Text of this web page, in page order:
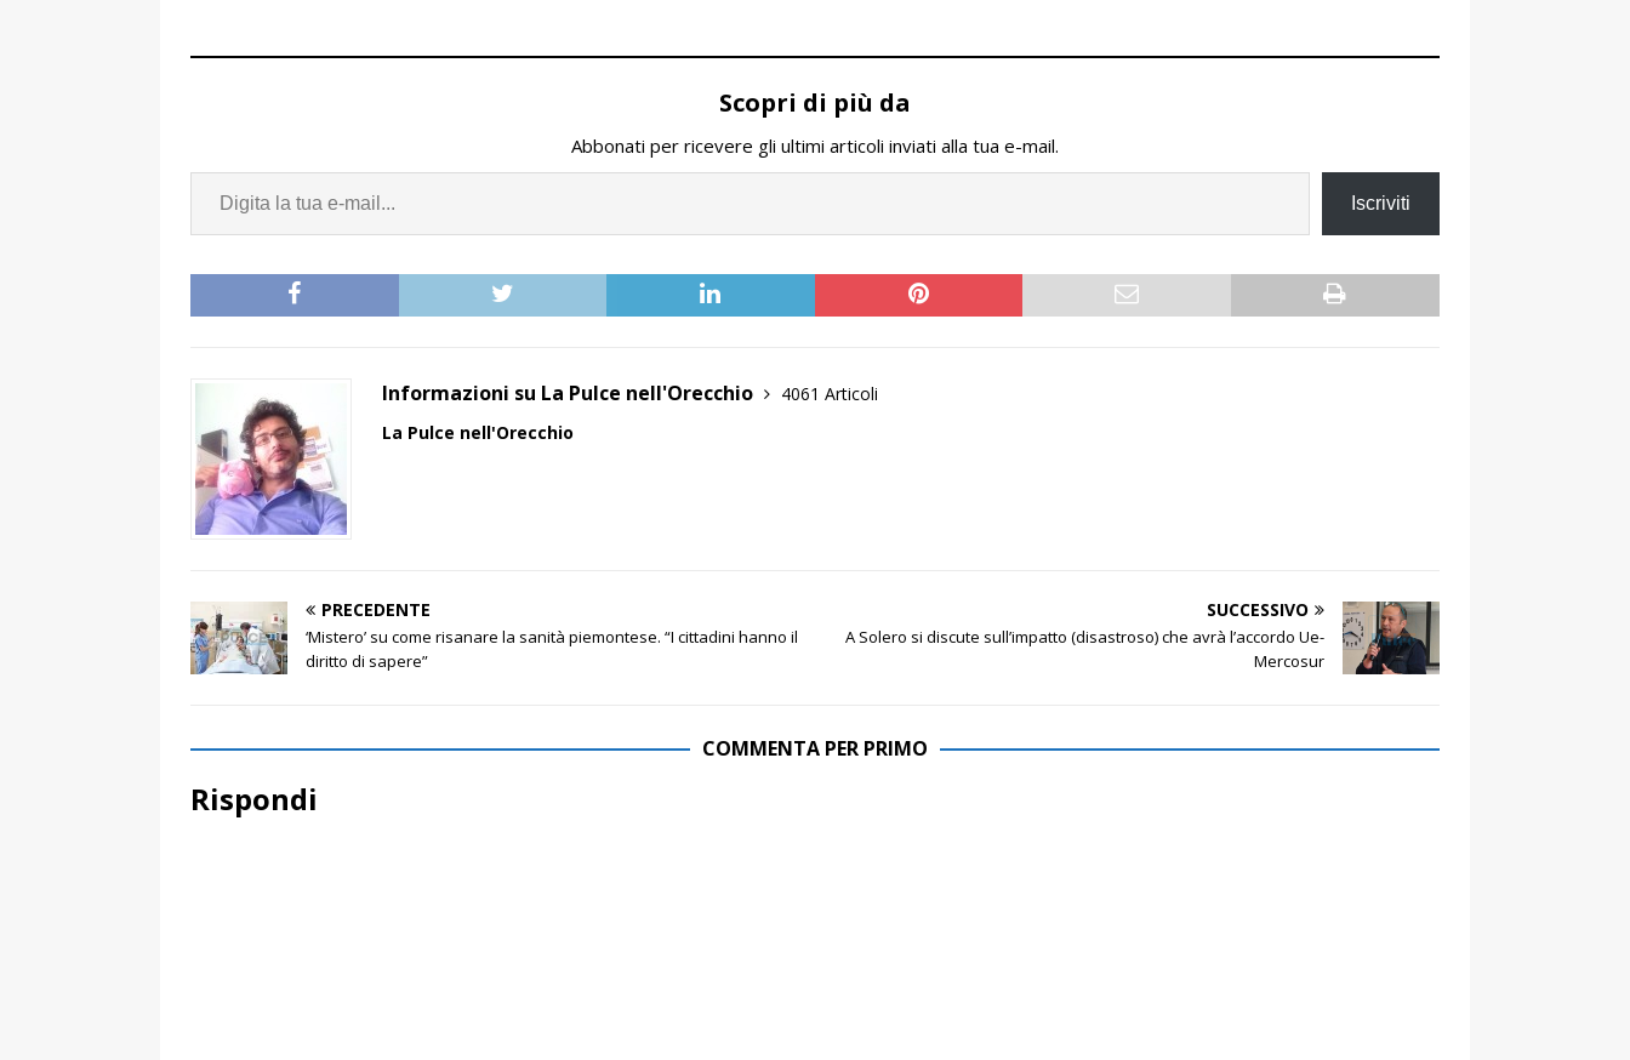
Scopri di più da
Abbonati per ricevere gli ultimi articoli inviati alla tua e-mail.
Iscriviti
Informazioni su La Pulce nell'Orecchio
4061 Articoli
La Pulce nell'Orecchio
PRECEDENTE
‘Mistero’ su come risanare la sanità piemontese. “I cittadini hanno il
diritto di sapere”
SUCCESSIVO
A Solero si discute sull’impatto (disastroso) che avrà l’accordo Ue-
Mercosur
COMMENTA PER PRIMO
Rispondi